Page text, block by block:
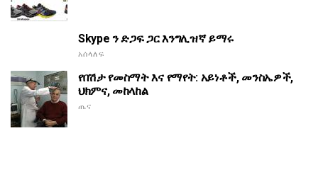
Skype ን ድጋፍ ጋር እንግሊዝኛ ይማሩ
አሰላለፍ
የበሽታ የመስማት እና የማየት: አይነቶች, መንስኤዎች,
ህክምና, መከላከል
ጤና